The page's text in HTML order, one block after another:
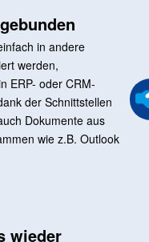
in andere
werden,
ERP- oder CRM-
der Schnittstellen
Dokumente aus
wie z.B. Outlook
wieder